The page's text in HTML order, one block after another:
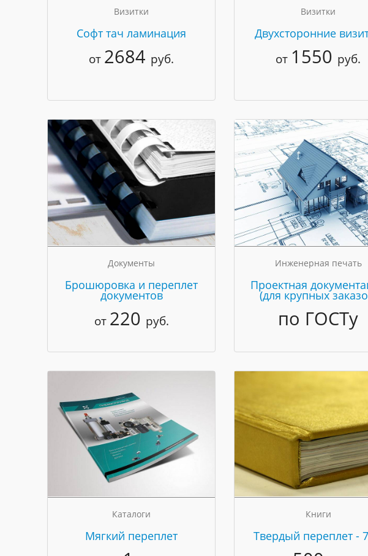
Визитки
Cофт тач ламинация
от 2684 руб.
Визитки
Двухсторонние
от 1550 руб.
Документы
Брошюровка и переплет
документов
от 220 руб.
Инженерная печать
Проектная
(для крупных
по ГОСТу
Каталоги
Мягкий переплет
Книги
Твердый переплет -